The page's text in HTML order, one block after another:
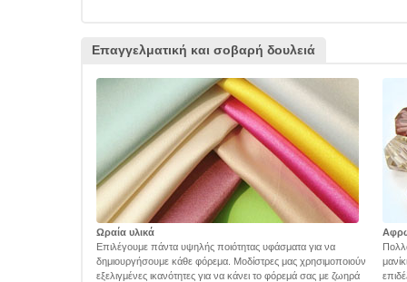
Επαγγελματική και σοβαρή δουλειά
Ωραία υλικά
Επιλέγουμε πάντα υψηλής ποιότητας υφάσματα για να
δημιουργήσουμε κάθε φόρεμα. Μοδίστρες μας χρησιμοποιούν
εξελιγμένες ικανότητες για να κάνει το φόρεμά σας με ζωηρά